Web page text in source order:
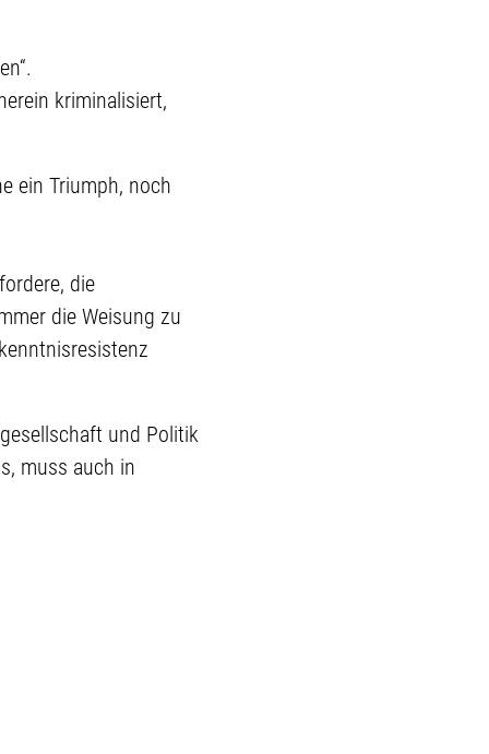
kriminalisiert,
ein Triumph, noch
die
die Weisung zu
und Politik
muss auch in